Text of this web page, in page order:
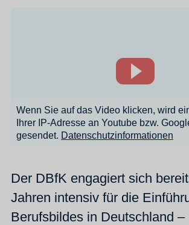
Wenn Sie auf das Video klicken, wird
Ihrer IP-Adresse an Youtube bzw.
gesendet. Datenschutzinformationen
Der DBfK engagiert sich
Jahren intensiv für die
Berufsbildes in Deutschland –